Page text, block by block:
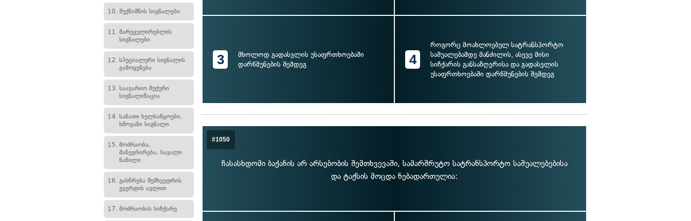
10. შუქნიშნის სიგნალები
11. მარეგულირებლის
სიგნალები
12. სპეციალური სიგნალის
გამოყენება
13. საავარიო შუქური
სიგნალიზაცია
14. სანათი ხელსაწყოები,
ხმოვანი სიგნალი
15. მოძრაობა,
მანევრირება, სავალი
ნაწილი
16. გასწრება შემხვედრის
გვერდის ავლით
17. მოძრაობის სიჩქარე
3
მხოლოდ გადასვლის უსაფრთხოებაში
დარწმუნების შემდეგ
4
როგორც მოახლოებულ სატრანსპორტო
საშუალებამდე მანძილის, ასევე მისი
სიჩქარის განსაზღვრისა და გადასვლის
უსაფრთხოებაში დარწმუნების შემდეგ
#1050
ჩასასხდომი ბაქანის არ არსებობის შემთხვევაში, სამარშრუტო სატრანსპორტო საშუალებებისა
და ტაქსის მოცდა ნებადართულია: